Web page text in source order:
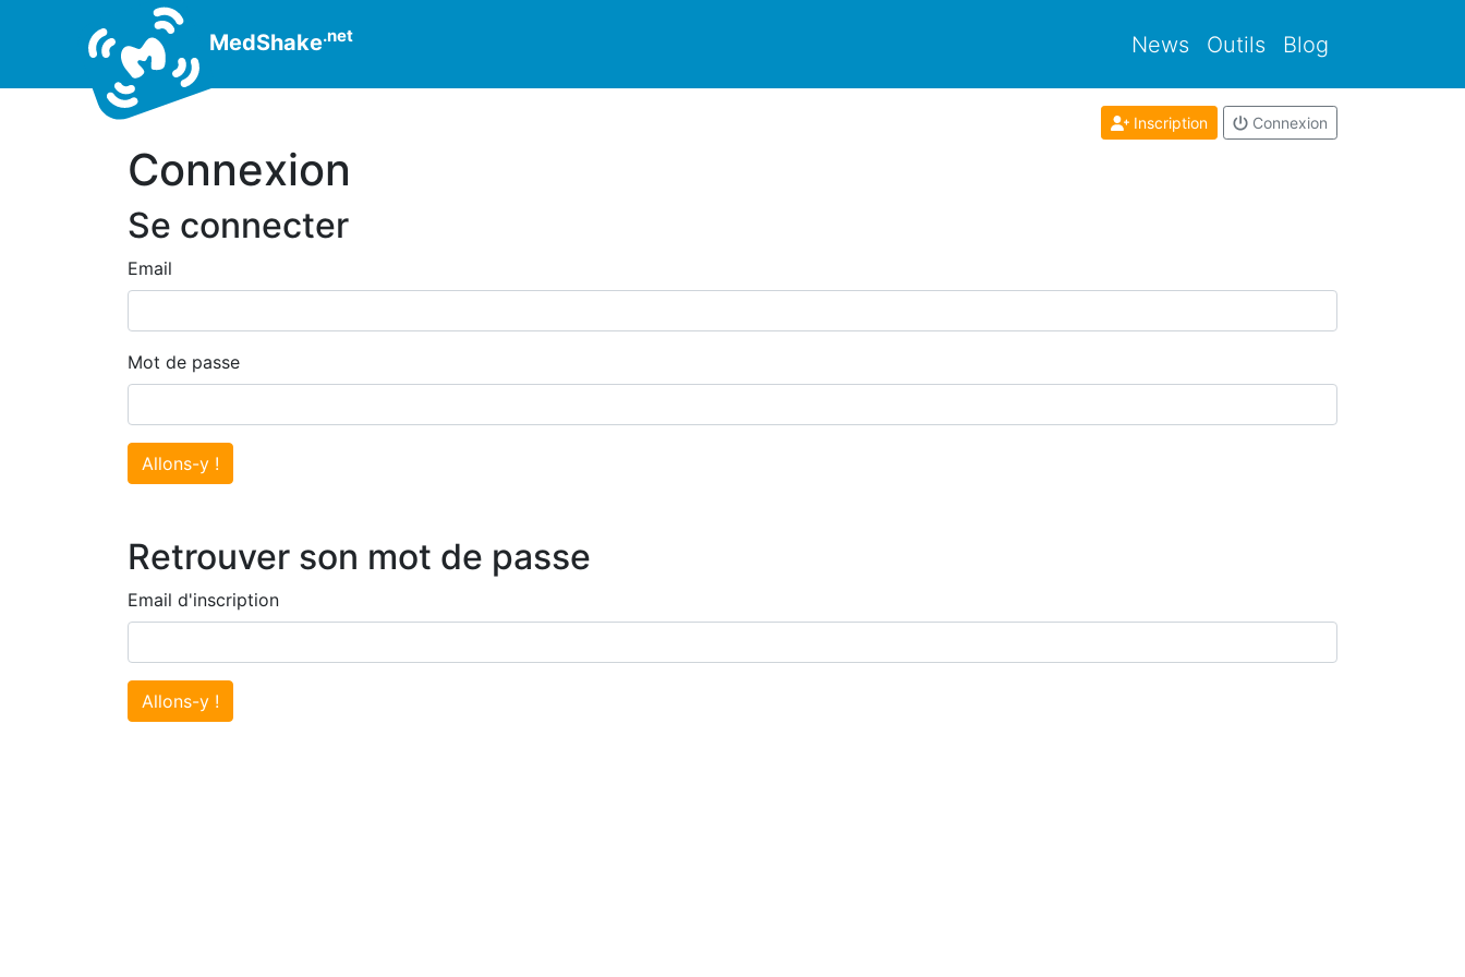
MedShake.net News Outils Blog
Inscription Connexion
Connexion
Se connecter
Email
Mot de passe
Allons-y !
Retrouver son mot de passe
Email d'inscription
Allons-y !